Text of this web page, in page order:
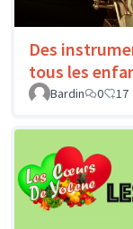
Des
tous les
Bardin
0 17